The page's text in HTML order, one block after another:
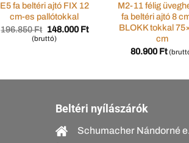
E5 fa beltéri ajtó FIX 12
cm-es pallótokkal
196.850Ft Original
price
148.000FtCurrent
148.000 Ft.
(bruttó)
M2-11 félig
fa beltéri ajtó 8
BLOKK tokkal
cm
80.900Ft
Beltéri nyílászárók
Schumacher Nándorné